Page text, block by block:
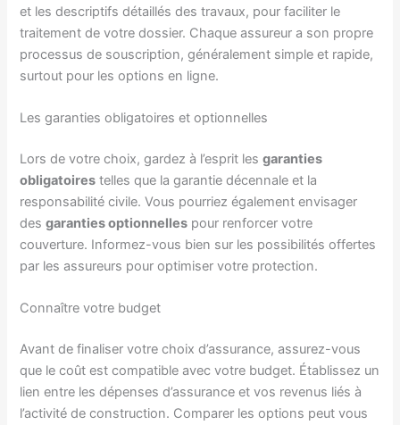
et les descriptifs détaillés des travaux, pour faciliter le
traitement de votre dossier. Chaque assureur a son propre
processus de souscription, généralement simple et rapide,
surtout pour les options en ligne.
Les garanties obligatoires et optionnelles
Lors de votre choix, gardez à l’esprit lesgaranties
obligatoires telles que la garantie décennale et la
responsabilité civile. Vous pourriez également envisager
desgaranties optionnelles pour renforcer votre
couverture. Informez-vous bien sur les possibilités offertes
par les assureurs pour optimiser votre protection.
Connaître votre budget
Avant de finaliser votre choix d’assurance, assurez-vous
que le coût est compatible avec votre budget. Établissez un
lien entre les dépenses d’assurance et vos revenus liés à
l’activité de construction. Comparer les options peut vous